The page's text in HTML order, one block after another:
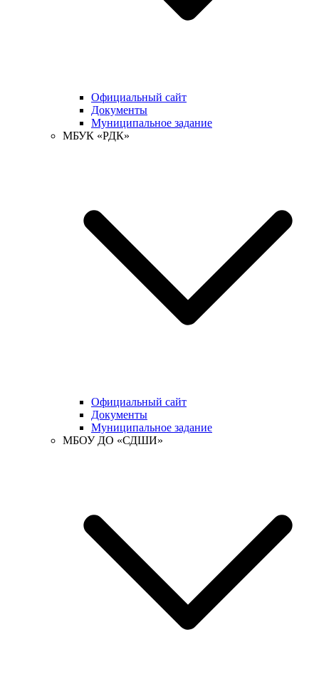
Официальный сайт
Документы
Муниципальное задание
МБУК «РДК»
Официальный сайт
Документы
Муниципальное задание
МБОУ ДО «СДШИ»